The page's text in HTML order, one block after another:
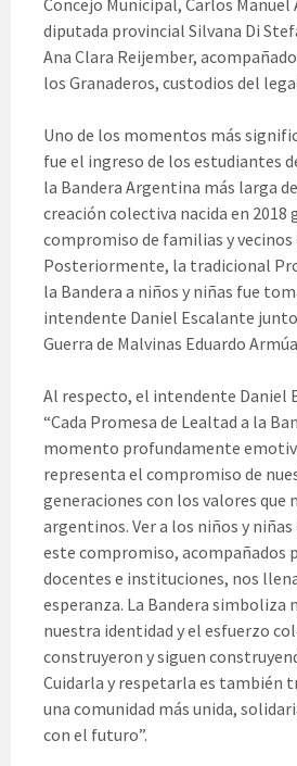
diputada provincial Silvana Di
Ana Clara Reijember,
los Granaderos, custodios del
Uno de los momentos más
fue el ingreso de los estudiantes
la Bandera Argentina más larga
creación colectiva nacida en 2018
compromiso de familias y vecinos
Posteriormente, la tradicional
la Bandera a niños y niñas fue
intendente Daniel Escalante
Guerra de Malvinas Eduardo
Al respecto, el intendente Daniel
“Cada Promesa de Lealtad a la
momento profundamente
representa el compromiso de
generaciones con los valores que
argentinos. Ver a los niños y
este compromiso, acompañados
docentes e instituciones, nos
esperanza. La Bandera simboliza
nuestra identidad y el esfuerzo
construyeron y siguen
Cuidarla y respetarla es también
una comunidad más unida,
con el futuro”.